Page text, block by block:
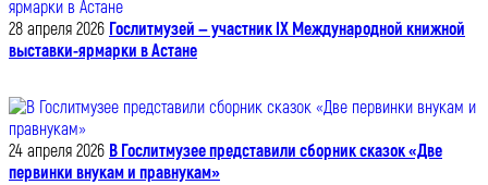
28 апреля 2026 Гослитмузей — участник IX Международной книжной
выставки-ярмарки в Астане
24 апреля 2026 В Гослитмузее представили сборник сказок «Две
первинки внукам и правнукам»